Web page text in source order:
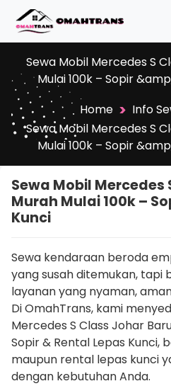
Sewa Mobil Mercedes S
Mulai 100k – Sopir
Home > Info
Sewa Mobil Mercedes S
Mulai 100k – Sopir
Sewa Mobil Mercedes
Murah Mulai 100k –
Kunci
Sewa kendaraan beroda
yang susah ditemukan, tapi
layanan yang nyaman,
Di OmahTrans, kami
Mercedes S Class Johar
Sopir & Rental Lepas Kunci,
maupun rental lepas kunci
dengan kebutuhan Anda.